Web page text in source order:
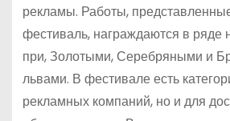
рекламы. Работы,
фестиваль, награждаются в ряде
при, Золотыми, Серебряными и
львами. В фестивале есть
рекламных компаний, но и для